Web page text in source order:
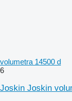
volumetra 14500 d
6
Joskin Joskin